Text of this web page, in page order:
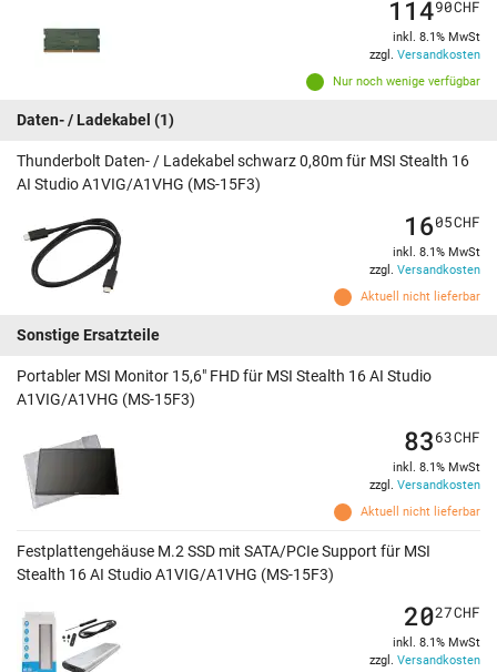
Nur noch wenige verfügbar
11490CHF
inkl. 8.1% MwSt
zzgl. Versandkosten
Daten- / Ladekabel (1)
Thunderbolt Daten- / Ladekabel schwarz 0,80m für MSI Stealth 16
AI Studio A1VIG/A1VHG (MS-15F3)
Aktuell nicht lieferbar
1605CHF
inkl. 8.1% MwSt
zzgl. Versandkosten
Sonstige Ersatzteile
Portabler MSI Monitor 15,6" FHD für MSI Stealth 16 AI Studio
A1VIG/A1VHG (MS-15F3)
Aktuell nicht lieferbar
8363CHF
inkl. 8.1% MwSt
zzgl. Versandkosten
Festplattengehäuse M.2 SSD mit SATA/PCIe Support für MSI
Stealth 16 AI Studio A1VIG/A1VHG (MS-15F3)
2027CHF
inkl. 8.1% MwSt
zzgl. Versandkosten